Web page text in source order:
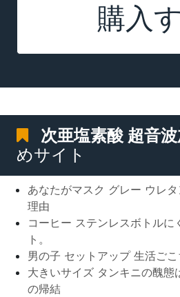
購入
次亜塩素酸 超音
めサイト
あなたがマスク グレー ウレ
理由
コーヒー ステンレスボトルに
ト。
男の子 セットアップ 生活ごこ
大きいサイズ タンキニの醜態
の帰結